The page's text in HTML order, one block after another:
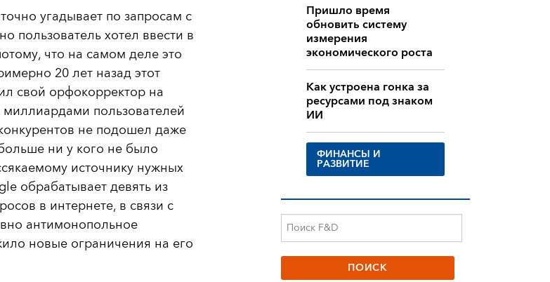
угадывает позапросам с
пользователь хотел ввести в
что на самом деле это
20 лет назад этот
свой орфокорректор на
миллиардами пользователей
не подошел даже
ни у кого не было
источнику нужных
обрабатывает девять из
в интернете, в связи с
антимонопольное
новые ограничения на его
Пришло время
обновить систему
измерения
экономического роста
Как устроена гонка за
ресурсами под знаком
ИИ
ФИНАНСЫ И
РАЗВИТИЕ